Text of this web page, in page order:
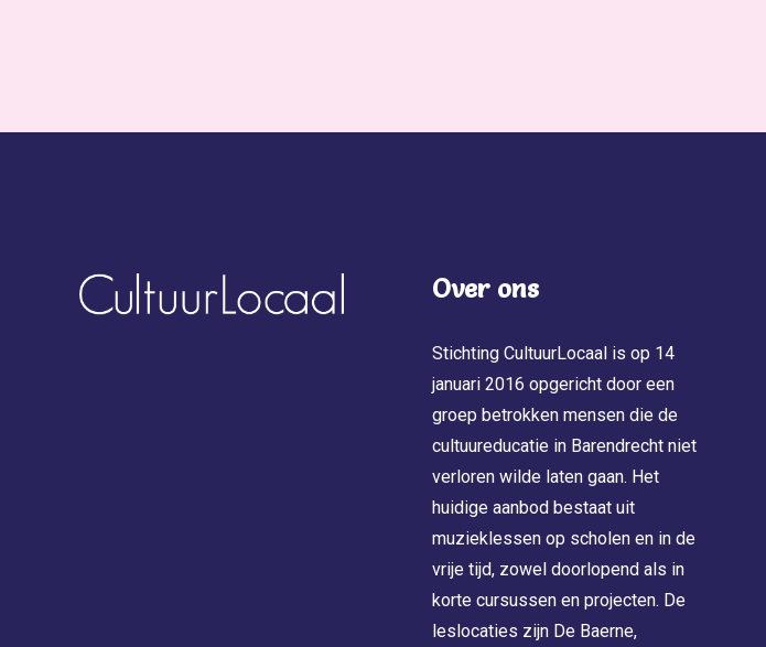
Over ons
Stichting CultuurLocaal is op 14
januari 2016 opgericht door een
groep betrokken mensen die de
cultuureducatie in Barendrecht niet
verloren wilde laten gaan. Het
huidige aanbod bestaat uit
muzieklessen op scholen en in de
vrije tijd, zowel doorlopend als in
korte cursussen en projecten. De
leslocaties zijn De Baerne,